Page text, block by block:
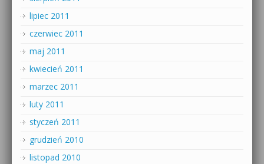
lipiec 2011
czerwiec 2011
maj 2011
kwiecień 2011
marzec 2011
luty 2011
styczeń 2011
grudzień 2010
listopad 2010